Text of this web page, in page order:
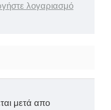
λογαριασμό
μετά απο